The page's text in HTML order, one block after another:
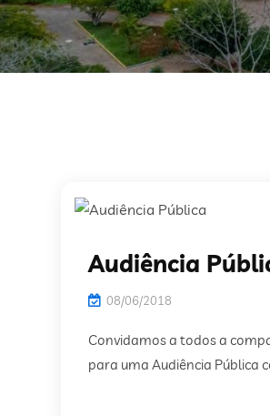
Audiência
08/06/2018
Convidamos a todos a
para uma Audiência Pública